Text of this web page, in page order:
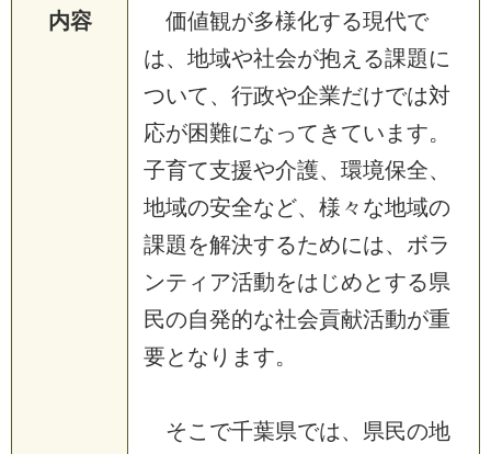
内容 価値観が多様化する現代で
は、 地域や社会が抱え る課題に
ついて、 行政や企業だけでは対
応が困難になって き てい ま す。
子育て支援や介護、 環境保全、
地域の安全など、 様 々 な地域の
課題を解決するためには、 ボラ
ンテ ィ ア活動をは じめとする県
民の自発的な社会貢献活動が重
要と な り ま す。
そこ で千葉県では、 県民の地